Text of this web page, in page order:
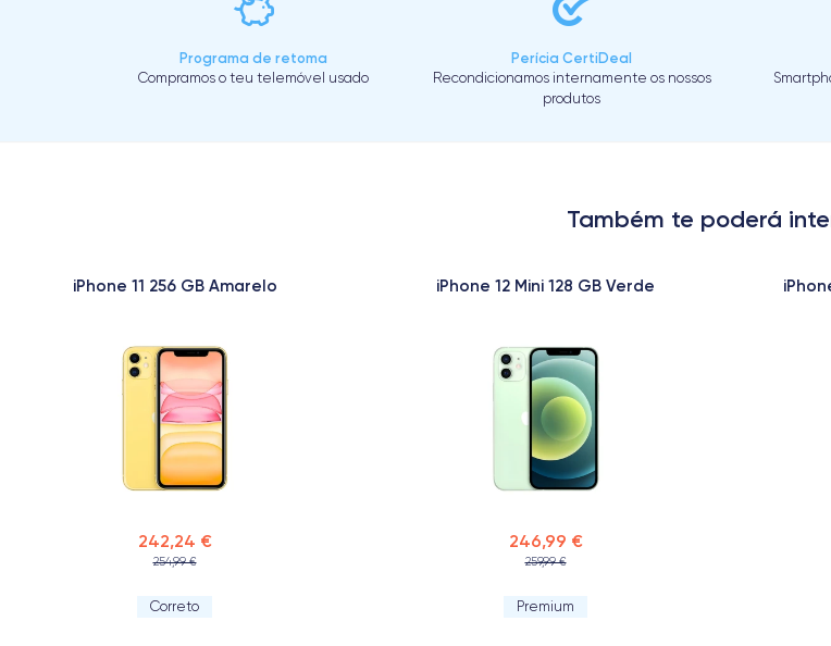
Programa de retoma
Compramos o teu telemóvel usado
Perícia CertiDeal
Recondicionamos internamente os nossos
produtos
Também te poderá
iPhone 11 256 GB Amarelo
242,24 €
254,99 €
Correto
iPhone 12 Mini 128 GB Verde
246,99 €
259,99 €
Premium